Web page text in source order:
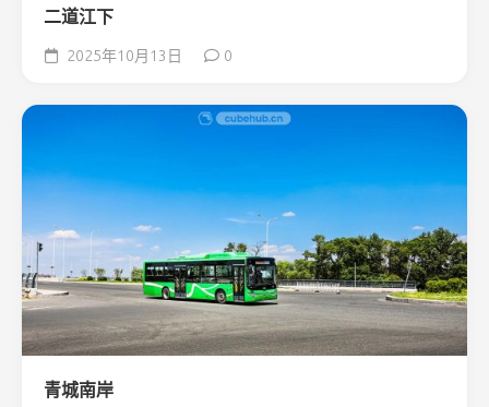
二道江下
2025年10月13日 0
青城南岸